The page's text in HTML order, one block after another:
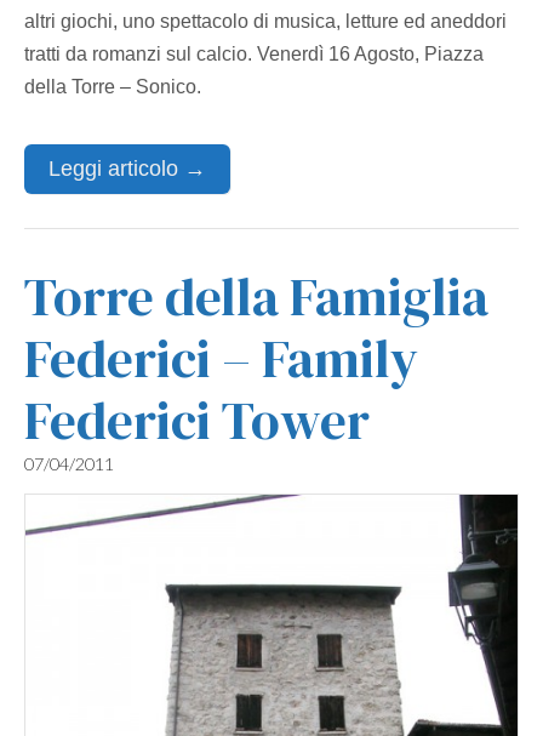
altri giochi, uno spettacolo di musica, letture ed aneddori
tratti da romanzi sul calcio. Venerdì 16 Agosto, Piazza
della Torre – Sonico.
Leggi articolo →
Torre della Famiglia
Federici – Family
Federici Tower
07/04/2011